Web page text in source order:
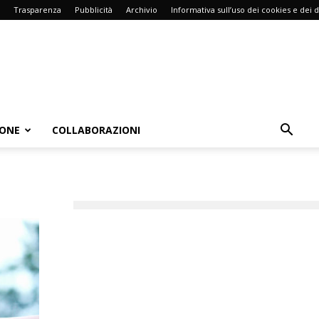
Trasparenza Pubblicità Archivio Informativa sull’uso dei cookies e dei
COLLABORAZIONI